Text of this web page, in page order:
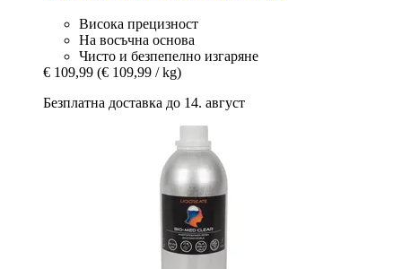
Висока прецизност
На восъчна основа
Чисто и безпепелно изгаряне
€ 109,99 (€ 109,99 / kg)
Безплатна доставка до 14. август